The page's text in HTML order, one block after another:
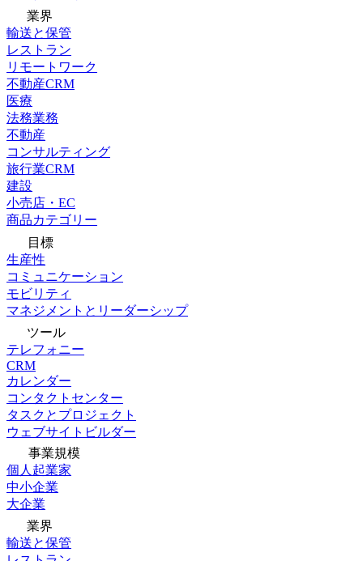
業界
輸送と保管
レストラン
リモートワーク
不動産CRM
医療
法務業務
不動産
コンサルティング
旅行業CRM
建設
小売店・EC
商品カテゴリー
目標
生産性
コミュニケーション
モビリティ
マネジメントとリーダーシップ
ツール
テレフォニー
CRM
カレンダー
コンタクトセンター
タスクとプロジェクト
ウェブサイトビルダー
事業規模
個人起業家
中小企業
大企業
業界
輸送と保管